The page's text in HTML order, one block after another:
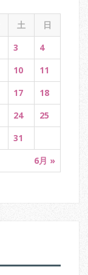
土 日
6月 »
3
4
10
11
17
18
24
25
31